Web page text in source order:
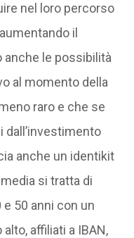
nel loro percorso
il
le possibilità
al momento della
raro e che se
dall’investimento
anche un identikit
si tratta di
50 anni con un
affiliati a IBAN,